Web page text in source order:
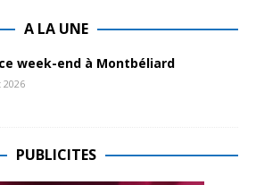
A LA UNE
week-end à Montbéliard
2026
PUBLICITES